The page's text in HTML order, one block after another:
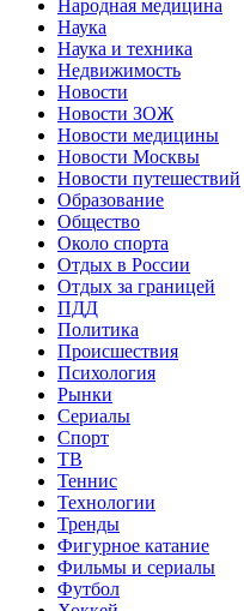
Народная медицина
Наука
Наука и техника
Недвижимость
Новости
Новости ЗОЖ
Новости медицины
Новости Москвы
Новости путешествий
Образование
Общество
Около спорта
Отдых в России
Отдых за границей
ПДД
Политика
Происшествия
Психология
Рынки
Сериалы
Спорт
ТВ
Теннис
Технологии
Тренды
Фигурное катание
Фильмы и сериалы
Футбол